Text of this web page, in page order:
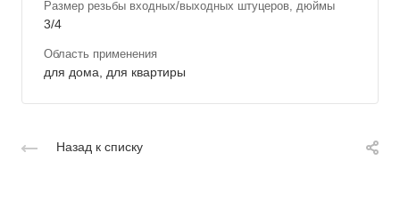
Размер резьбы входных/выходных штуцеров, дюймы
3/4
Область применения
для дома, для квартиры
Назад к списку